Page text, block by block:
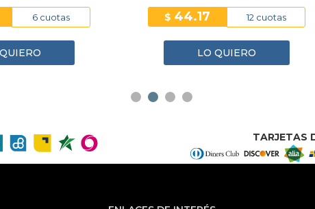
59.61
LO QUIERO
$ 47.53
LO QUIERO
TARJETAS